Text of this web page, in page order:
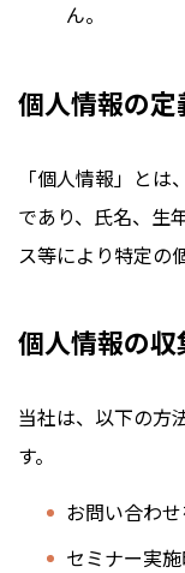
ん。
個人情報の定
「個人情報」とは
であり、氏名、生
ス等により特定の
個人情報の収
当社は、以下の方
す。
お問い合わ
セミナー実